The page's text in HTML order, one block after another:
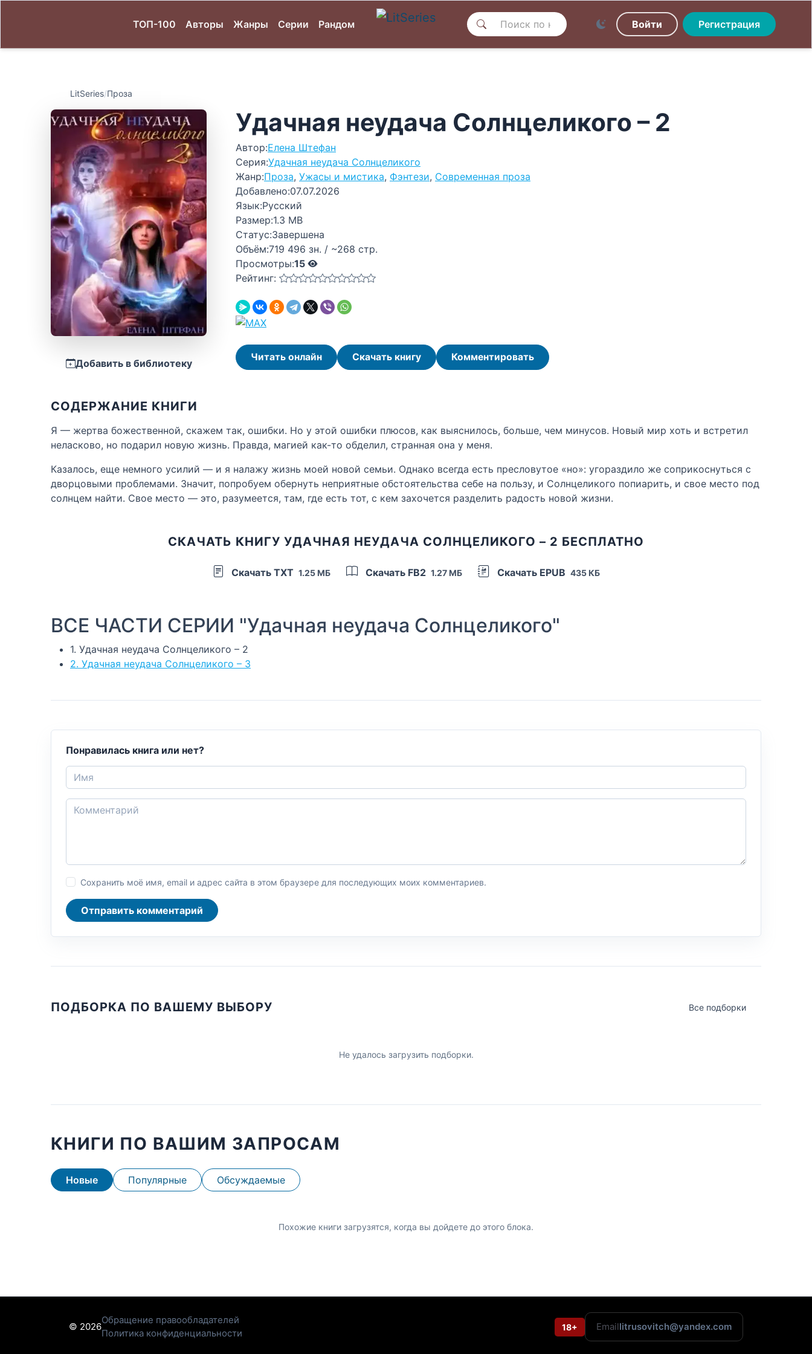
ТОП-100 Авторы Жанры Серии Рандом Войти Регистрация
LitSeries/Проза
Добавить в библиотеку
Удачная неудача Солнцеликого – 2
Автор:Елена Штефан
Серия:Удачная неудача Солнцеликого
Жанр:Проза, Ужасы и мистика, Фэнтези, Современная проза
Добавлено:07.07.2026
Язык:Русский
Размер:1.3 MB
Статус:Завершена
Объём:719 496 зн. / ~268 стр.
Просмотры:15
Рейтинг:
Читать онлайн Скачать книгу Комментировать
СОДЕРЖАНИЕ КНИГИ
Я — жертва божественной, скажем так, ошибки. Но у этой ошибки плюсов, как выяснилось, больше, чем минусов. Новый мир хоть и встретил
неласково, но подарил новую жизнь. Правда, магией как-то обделил, странная она у меня.
Казалось, еще немного усилий — и я налажу жизнь моей новой семьи. Однако всегда есть пресловутое «но»: угораздило же соприкоснуться с
дворцовыми проблемами. Значит, попробуем обернуть неприятные обстоятельства себе на пользу, и Солнцеликого попиарить, и свое место под
солнцем найти. Свое место — это, разумеется, там, где есть тот, с кем захочется разделить радость новой жизни.
СКАЧАТЬ КНИГУ УДАЧНАЯ НЕУДАЧА СОЛНЦЕЛИКОГО – 2 БЕСПЛАТНО
Скачать TXT 1.25 МБ Скачать FB2 1.27 МБ Скачать EPUB 435 КБ
ВСЕ ЧАСТИ СЕРИИ "Удачная неудача Солнцеликого"
1. Удачная неудача Солнцеликого – 2
2. Удачная неудача Солнцеликого – 3
Понравилась книга или нет?
Сохранить моё имя, email и адрес сайта в этом браузере для последующих моих комментариев.
Отправить комментарий
ПОДБОРКА ПО ВАШЕМУ ВЫБОРУ Все подборки
Не удалось загрузить подборки.
КНИГИ ПО ВАШИМ ЗАПРОСАМ
Новые Популярные Обсуждаемые
Похожие книги загрузятся, когда вы дойдете до этого блока.
© 2026
Обращение правообладателей
Политика конфиденциальности
18+ Emaillitrusovitch@yandex.com